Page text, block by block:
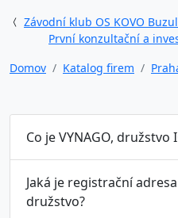
Závodní klub OS KOVO
První konzultační a
Domov
Katalog firem
Co je VYNAGO, družstvo
Jaká je registrační
družstvo?